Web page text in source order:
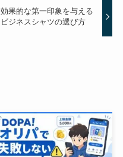
効果的な第一印象を与える
ビジネスシャツの選び方